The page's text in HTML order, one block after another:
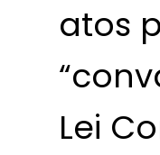
atos
Lei